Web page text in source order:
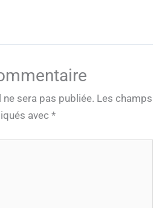
sera pas publiée. Les champs
avec *